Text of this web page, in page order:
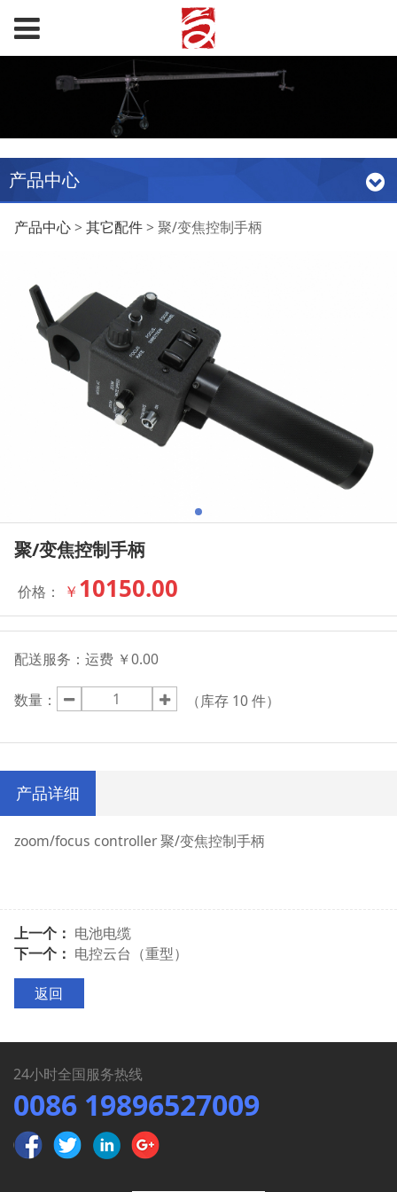
产品中心
聚/变焦控制手柄
产品中心> 其它配件> 聚/变焦控制手柄
聚/变焦控制手柄
价格： ￥ 10150.00
配送服务： 运费 ￥0.00
数量： （库存 10件）
产品详细
zoom/focus controller 聚/变焦控制手柄
上一个： 电池电缆
下一个： 电控云台（重型）
返回
24小时全国服务热线
0086 19896527009